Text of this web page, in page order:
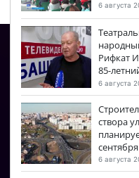
6 августа
Рифкат
85-
6 августа
створа
сентября
6 августа